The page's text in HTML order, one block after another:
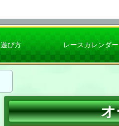
遊び方 レースカレンダー
オ